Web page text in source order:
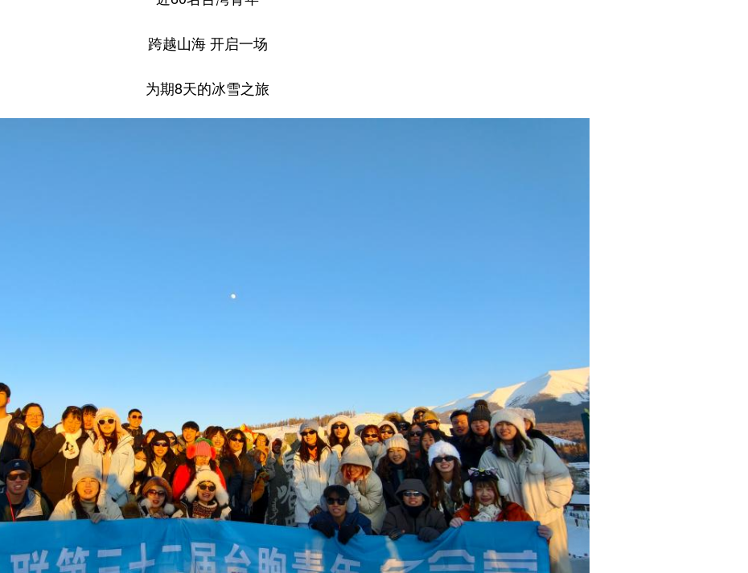
跨越山海 开启一场
为期8天的冰雪之旅